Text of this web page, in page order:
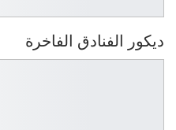
ديكور الفنادق الفاخرة